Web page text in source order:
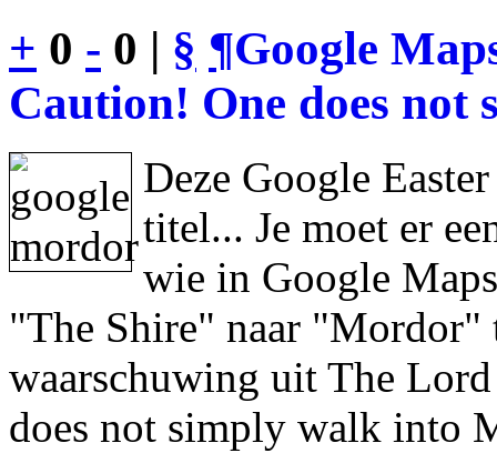
+ 0 - 0 | § ¶Google
Caution! One does
Deze Google
titel... Je moet er
wie in Google
"The Shire" naar "Mordor"
waarschuwing uit The
does not simply walk into